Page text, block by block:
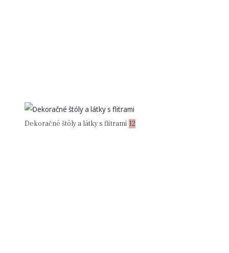
Dekoračné štóly a látky s flitrami 12